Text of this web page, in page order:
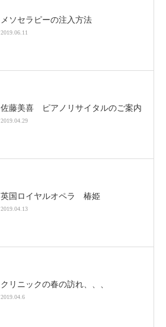
メソセラピーの注入方法
2019.06.11
佐藤美喜 ピアノリサイタルのご案内
2019.04.29
英国ロイヤルオペラ 椿姫
2019.04.13
クリニックの春の訪れ、、、
2019.04.6